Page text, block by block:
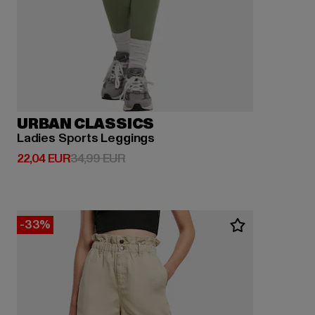
URBAN CLASSICS
Ladies Sports Leggings
22,04 EUR
Derzeitiger Preis: 22,04 EUR
34,99 EURAktionspreis: 34,99 EUR
-33%